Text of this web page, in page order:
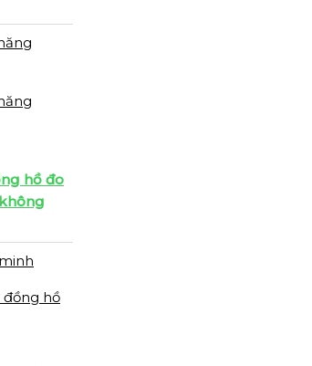
hồ đo
đồng hồ